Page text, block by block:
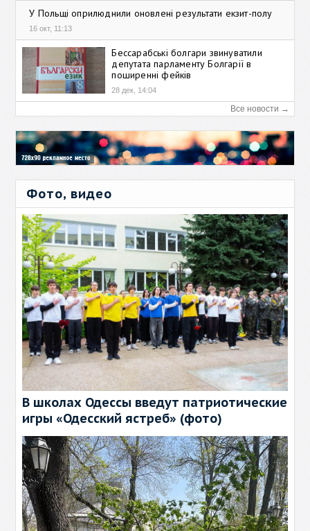
У Польщі оприлюднили оновлені результати екзит-полу
16 окт, 11:13
Бессарабські болгари звинуватили
депутата парламенту Болгарії в
поширенні фейків
28 дек, 14:04
Все новости →
Фото, видео
В школах Одессы введут патриотические
игры «Одесский ястреб» (фото)